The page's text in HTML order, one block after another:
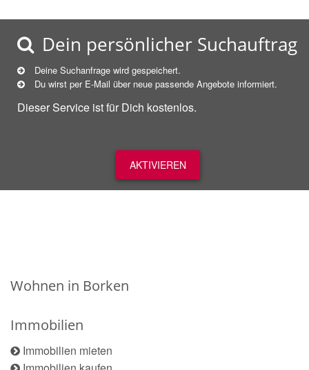
Dein persönlicher Suchauftrag
Deine Suchanfrage wird gespeichert.
Du wirst per E-Mail über neue passende Angebote informiert.
Dieser Service ist für Dich kostenlos.
AKTIVIEREN
Wohnen in Borken
Immobilien
Immobilien mieten